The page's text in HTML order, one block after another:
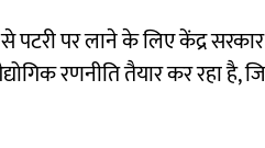
पटरी पर लाने के लिए केंद्र
रणनीति तैयार कर रहा है,